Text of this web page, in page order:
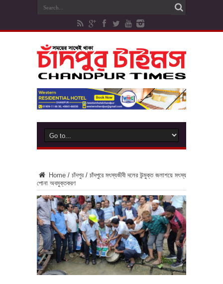
Home / চাঁদপুর / চাঁদপুরে মৎস্যজীবী দলের উন্মুক্ত জলাশয়ে মৎস্য
পোনা অবমুক্তকরণ